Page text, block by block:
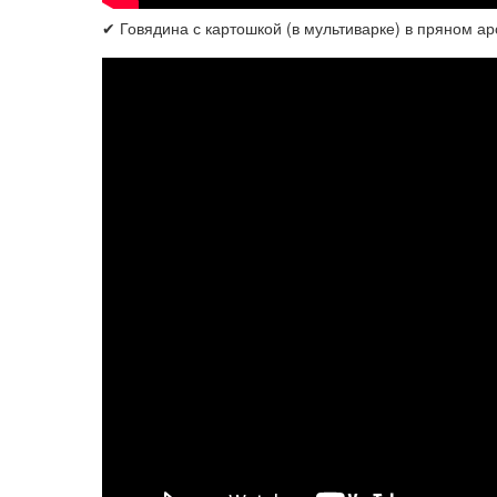
✔ Говядина с картошкой (в мультиварке) в пряном